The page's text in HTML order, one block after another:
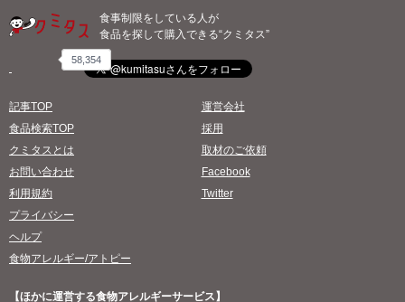
食事制限をしている人が
食品を探して購入できる“クミタス”
58,354
記事TOP
食品検索TOP
クミタスとは
お問い合わせ
利用規約
プライバシー
ヘルプ
食物アレルギー/アトピー
運営会社
採用
取材のご依頼
Facebook
Twitter
【ほかに運営する食物アレルギーサービス】